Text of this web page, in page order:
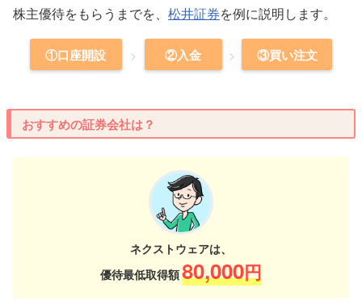
株主優待をもらうまでを、 松井証券を例に説明します。
①口座開設 ②入金 ③買い注文
おすすめの証券会社は？
ネクストウェアは、
優待最低取得額80,000円